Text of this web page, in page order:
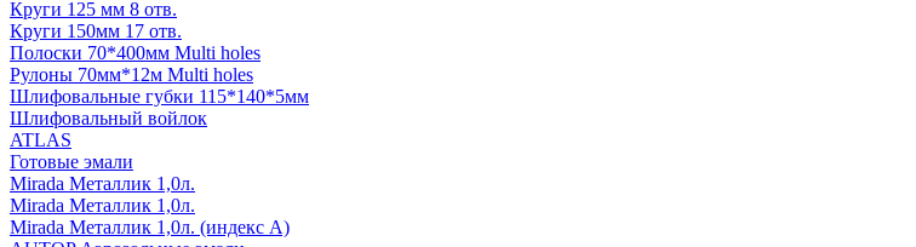
Круги 125 мм 8 отв.
Круги 150мм 17 отв.
Полоски 70*400мм Multi holes
Рулоны 70мм*12м Multi holes
Шлифовальные губки 115*140*5мм
Шлифовальный войлок
ATLAS
Готовые эмали
Mirada Металлик 1,0л.
Mirada Металлик 1,0л.
Mirada Металлик 1,0л. (индекс А)